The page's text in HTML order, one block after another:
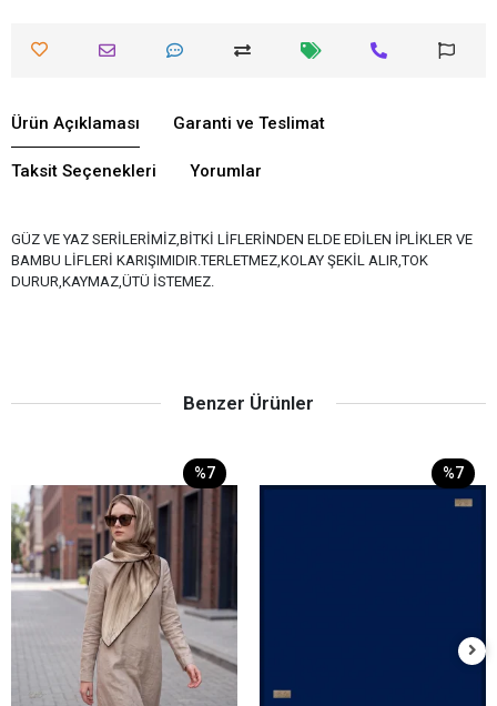
Ürün Açıklaması Garanti ve Teslimat
Taksit Seçenekleri Yorumlar
GÜZ VE YAZ SERİLERİMİZ,BİTKİ LİFLERİNDEN ELDE EDİLEN İPLİKLER VE
BAMBU LİFLERİ KARIŞIMIDIR.TERLETMEZ,KOLAY ŞEKİL ALIR,TOK
DURUR,KAYMAZ,ÜTÜ İSTEMEZ.
Benzer Ürünler
%7 %7